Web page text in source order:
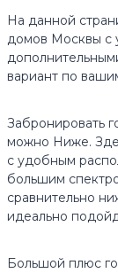
На данной
домов Москвы с
вариант по
Забронировать
можно Ниже.
с удобным
большим
сравнительно
идеально
Большой плюс